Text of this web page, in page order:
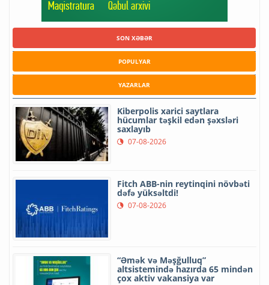
SON XƏBƏR
POPULYAR
YAZARLAR
Kiberpolis xarici saytlara
hücumlar təşkil edən şəxsləri
saxlayıb
07-08-2026
Fitch ABB-nin reytinqini növbəti
dəfə yüksəltdi!
07-08-2026
“Əmək və Məşğulluq”
altsistemində hazırda 65 mindən
çox aktiv vakansiya var